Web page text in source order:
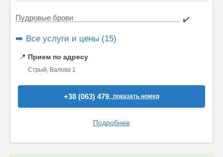
Пудровые брови ✔️
➡️ Все услуги и цены (15)
📍 Прием по адресу
Стрый, Валова 1
+38 (063) 479..показать номер
Подробнее